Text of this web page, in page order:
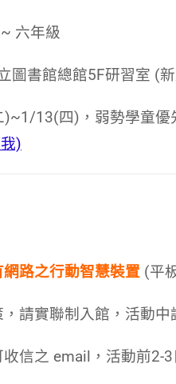
六年級
圖書館總館5F研習室 (
13(四)，弱勢學童優
)
路之行動智慧裝置 (平
請實聯制入館，活動
信之 email，活動前2-